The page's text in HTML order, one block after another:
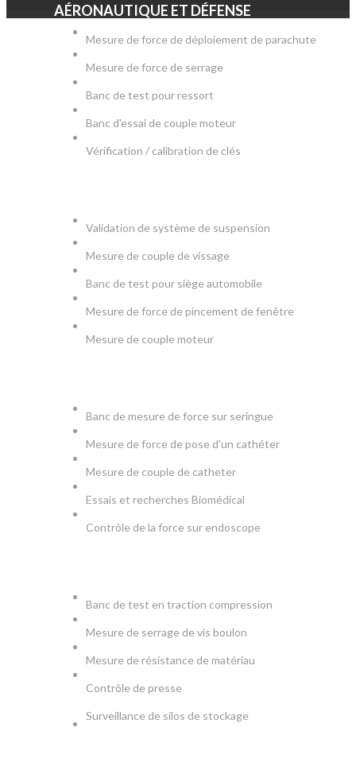
AÉRONAUTIQUE ET DÉFENSE
Mesure de force de déploiement de parachute
Mesure de force de serrage
Banc de test pour ressort
Banc d'essai de couple moteur
Vérification / calibration de clés
Validation de système de suspension
Mesure de couple de vissage
Banc de test pour siège automobile
Mesure de force de pincement de fenêtre
Mesure de couple moteur
Banc de mesure de force sur seringue
Mesure de force de pose d'un cathéter
Mesure de couple de catheter
Essais et recherches Biomédical
Contrôle de la force sur endoscope
Banc de test en traction compression
Mesure de serrage de vis boulon
Mesure de résistance de matériau
Contrôle de presse
Surveillance de silos de stockage